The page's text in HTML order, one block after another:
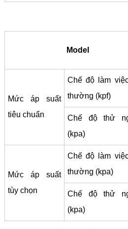
Model
Mức áp suất
tiêu chuẩn
Chế độ làm
thường (kpf)
Chế độ thử
(kpa)
Mức áp suất
tùy chọn
Chế độ làm
thường (kpa)
Chế độ thử
(kpa)